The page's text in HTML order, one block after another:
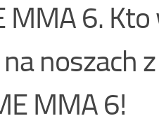
6. Kto
noszach
MMA 6!